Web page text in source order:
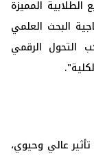
الطلابية المميزة
البحث العلمي
التحول الرقمي
عالي وحيوي،